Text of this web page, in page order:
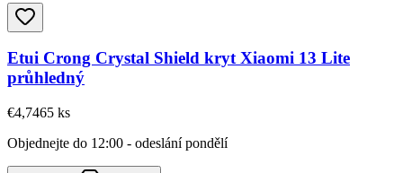
Etui Crong Crystal Shield kryt Xiaomi 13 Lite
průhledný
€4,7465 ks
Objednejte do 12:00 - odeslání pondělí